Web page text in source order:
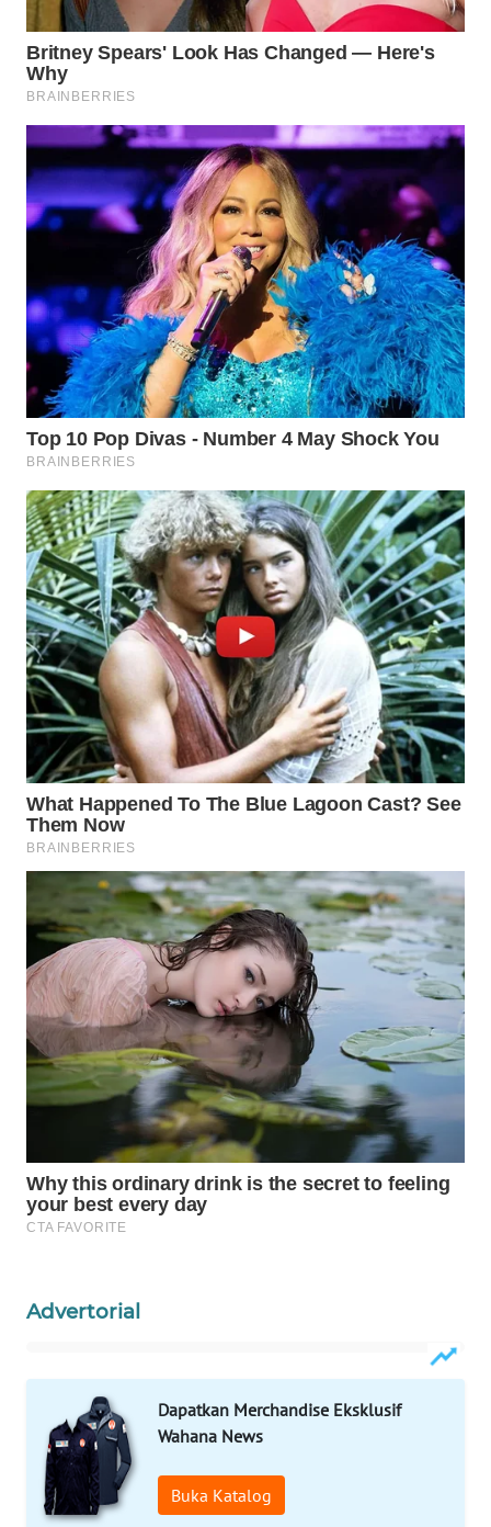
Advertorial
Dapatkan Merchandise Eksklusif
Wahana News
Buka Katalog
WN
BORNEO
Wahana
Media
Group
WAHANA
NEWS
TANI
WAHANA
ADVOKAT
WAHANA
INFRASTRUKTUR
WAHANA
KONSUMEN
WAHANA
LISTRIK
WAHANA
TRAVEL
WAHANA
TV
WAHANANEWS
ID
WAHANANEWS
CO ID
WAHANANEWS
NET
WAHANA
SPORT
WAHANA
UMKM
WAHANA
OTOMOTIF
WAHANA
HEALTH